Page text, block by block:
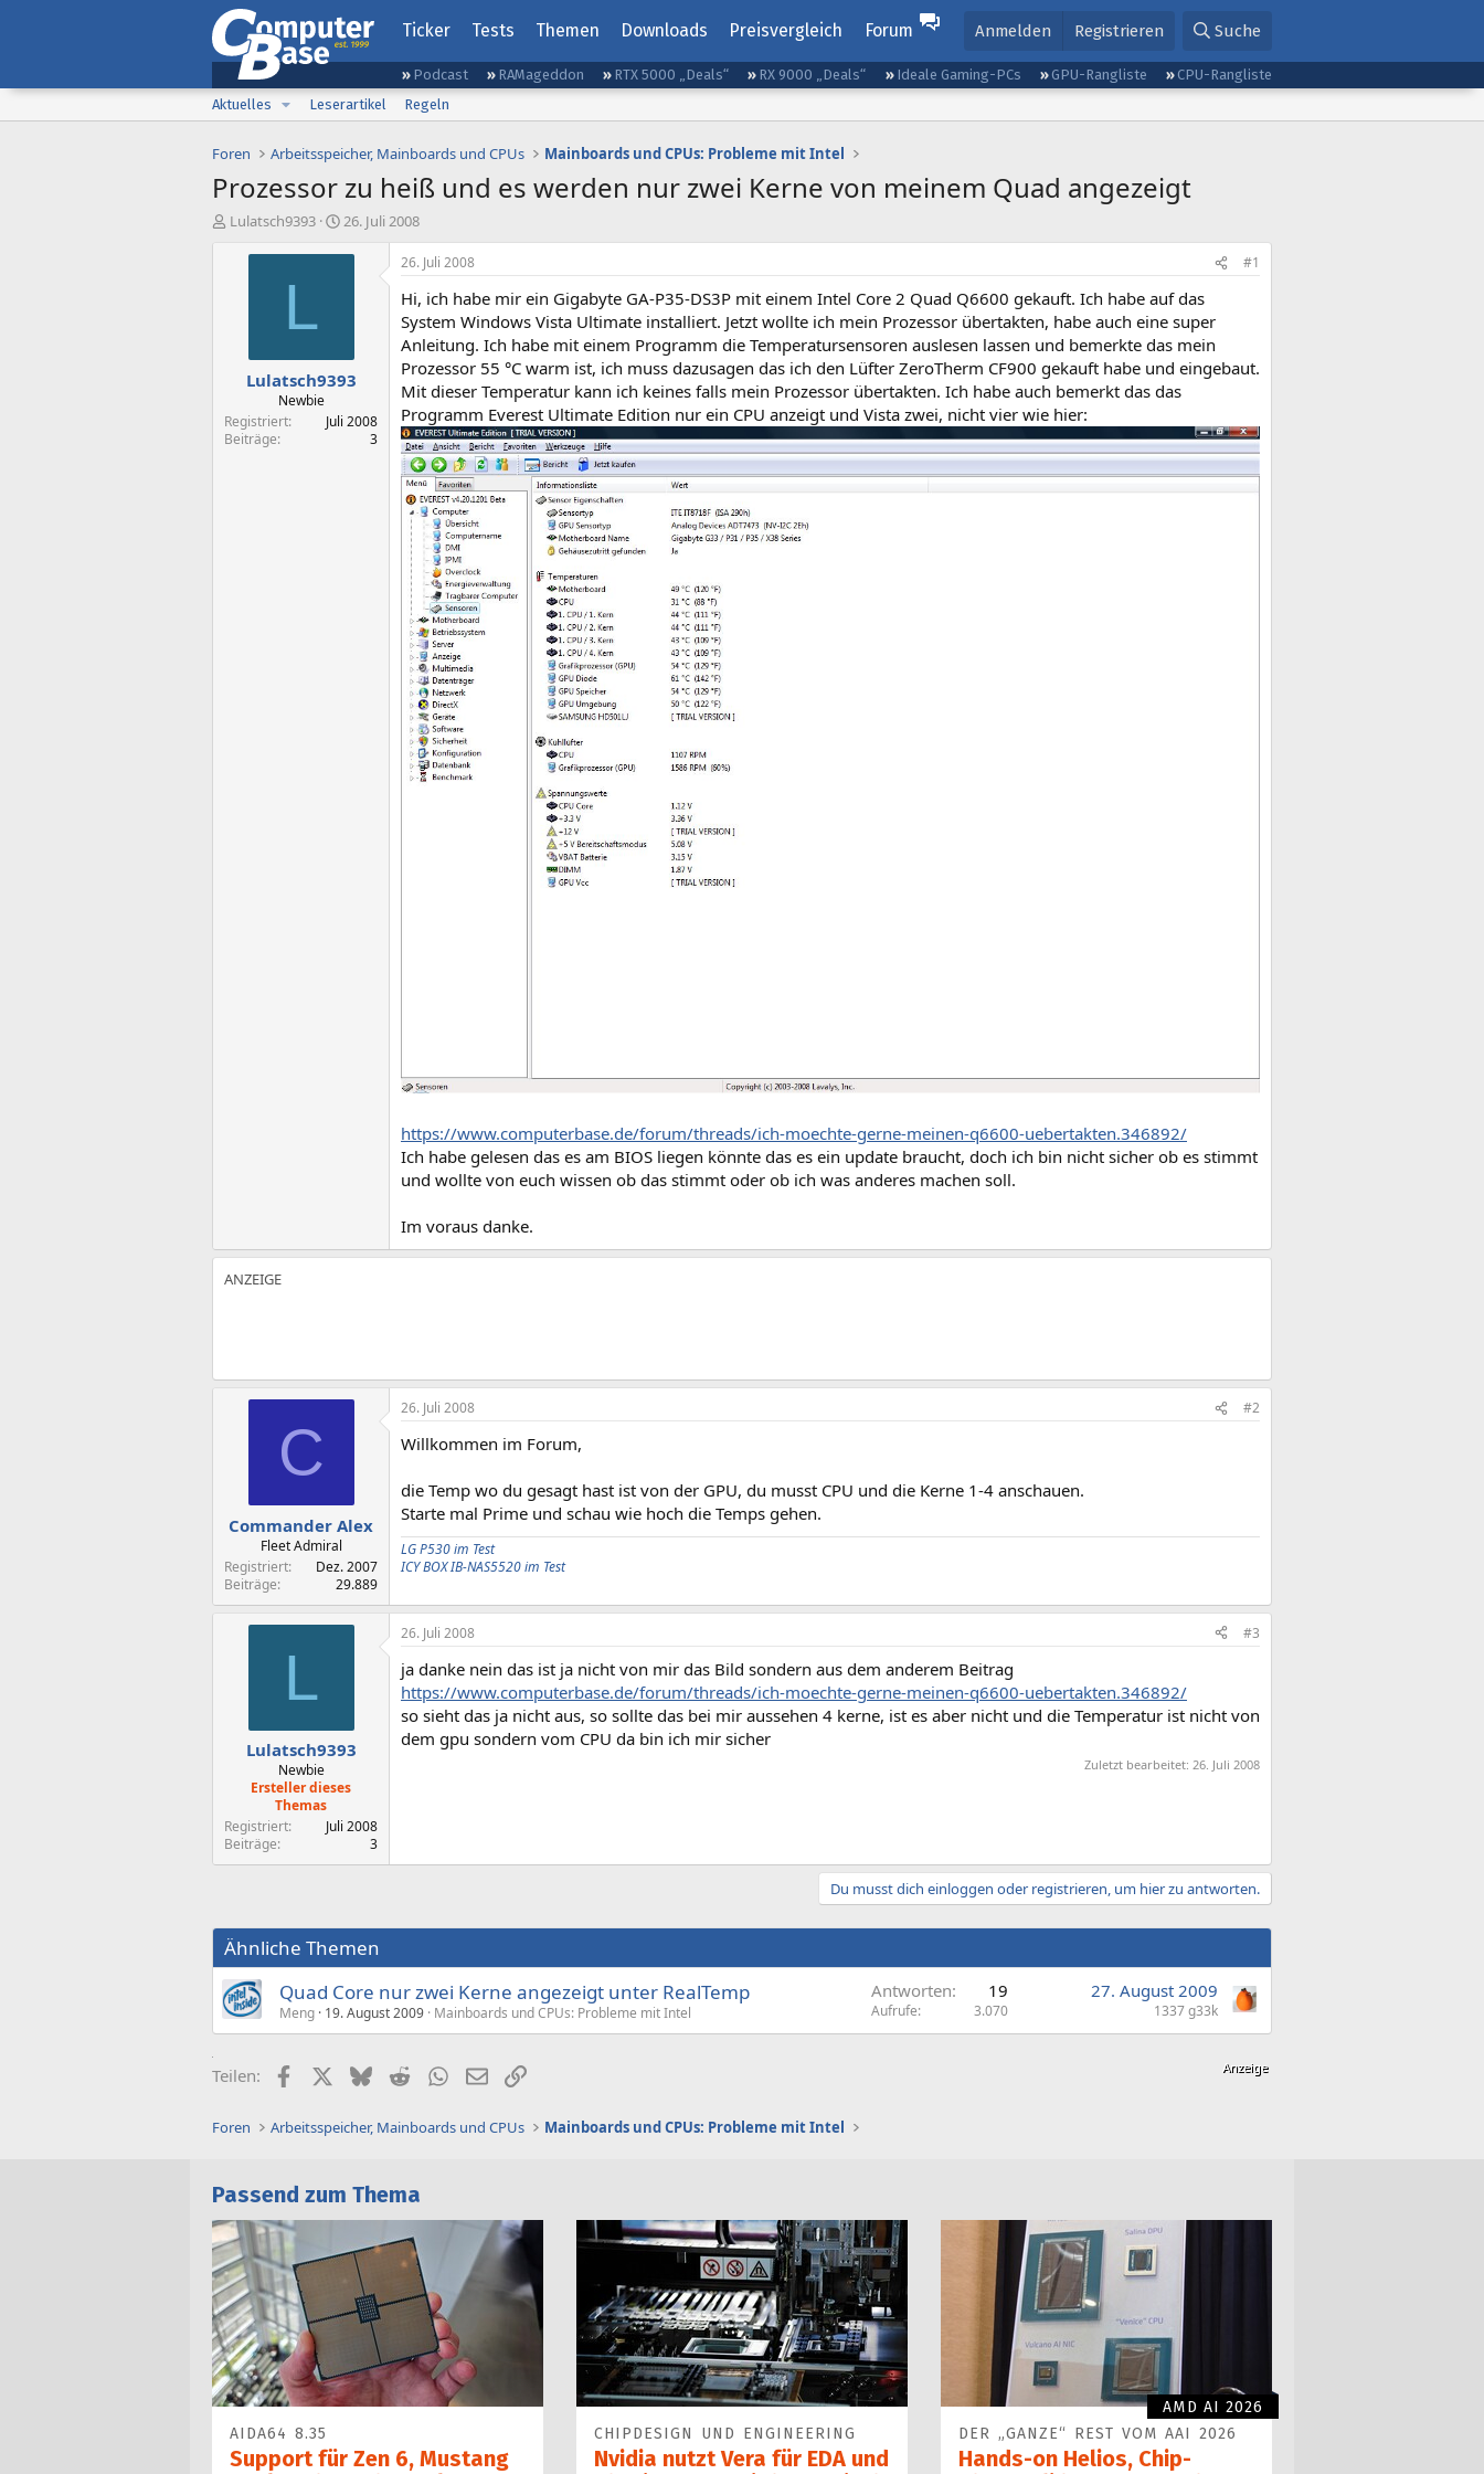
Ticker Tests Themen Downloads Preisvergleich Forum Anmelden Registrieren Suche
Podcast RAMageddon RTX 5000 „Deals“ RX 9000 „Deals“ Ideale Gaming-PCs GPU-Rangliste
CPU-Rangliste
Aktuelles
Leserartikel Regeln
Foren Arbeitsspeicher, Mainboards und CPUs Mainboards und CPUs: Probleme mit Intel
Prozessor zu heiß und es werden nur zwei Kerne von meinem Quad angezeigt
ELulatsch9393
E
s
t
a
26. Juli 2008
L
Lulatsch9393
Newbie
Registriert
Juli 2008
Beiträge
3
26. Juli 2008 #1
Hi, ich habe mir ein Gigabyte GA-P35-DS3P mit einem Intel Core 2 Quad Q6600 gekauft. Ich habe auf das
System Windows Vista Ultimate installiert. Jetzt wollte ich mein Prozessor übertakten, habe auch eine super
Anleitung. Ich habe mit einem Programm die Temperatursensoren auslesen lassen und bemerkte das mein
Prozessor 55 °C warm ist, ich muss dazusagen das ich den Lüfter ZeroTherm CF900 gekauft habe und eingebaut.
Mit dieser Temperatur kann ich keines falls mein Prozessor übertakten. Ich habe auch bemerkt das das
Programm Everest Ultimate Edition nur ein CPU anzeigt und Vista zwei, nicht vier wie hier:
https://www.computerbase.de/forum/threads/ich-moechte-gerne-meinen-q6600-uebertakten.346892/
Ich habe gelesen das es am BIOS liegen könnte das es ein update braucht, doch ich bin nicht sicher ob es stimmt
und wollte von euch wissen ob das stimmt oder ob ich was anderes machen soll.
Im voraus danke.
C
Commander Alex
Fleet Admiral
Registriert
Dez. 2007
Beiträge
29.889
26. Juli 2008 #2
Willkommen im Forum,
die Temp wo du gesagt hast ist von der GPU, du musst CPU und die Kerne 1-4 anschauen.
Starte mal Prime und schau wie hoch die Temps gehen.
LG P530 im Test
ICY BOX IB-NAS5520 im Test
L
Lulatsch9393
Newbie
Ersteller dieses
Themas
Registriert
Juli 2008
Beiträge
3
26. Juli 2008 #3
ja danke nein das ist ja nicht von mir das Bild sondern aus dem anderem Beitrag
https://www.computerbase.de/forum/threads/ich-moechte-gerne-meinen-q6600-uebertakten.346892/
so sieht das ja nicht aus, so sollte das bei mir aussehen 4 kerne, ist es aber nicht und die Temperatur ist nicht von
dem gpu sondern vom CPU da bin ich mir sicher
Zuletzt bearbeitet: 26. Juli 2008
Du musst dich einloggen oder registrieren, um hier zu antworten.
Ähnliche Themen
Quad Core nur zwei Kerne angezeigt unter RealTemp
Meng 19. August 2009 Mainboards und CPUs: Probleme mit Intel
Antworten 19
Aufrufe 3.070
27. August 2009
1337 g33k
Teilen: FacebookX (Twitter)
BlueskyRedditWhatsApp
E-MailLink
Foren Arbeitsspeicher, Mainboards und CPUs Mainboards und CPUs: Probleme mit Intel
Passend zum Thema
AIDA64 8.35
Support für Zen 6, Mustang
CHIPDESIGN UND ENGINEERING
Nvidia nutzt Vera für EDA und
AMD AI 2026
DER „GANZE“ REST VOM AAI 2026
Hands-on Helios, Chip-